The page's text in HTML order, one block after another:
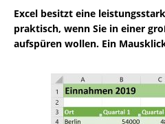
Excel besitzt eine
praktisch, wenn Sie in einer
aufspüren wollen. Ein